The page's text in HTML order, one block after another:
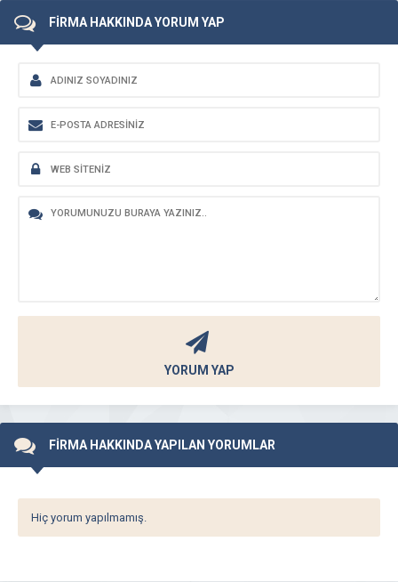
FİRMA HAKKINDA YORUM YAP
YORUM YAP
FİRMA HAKKINDA YAPILAN YORUMLAR
Hiç yorum yapılmamış.